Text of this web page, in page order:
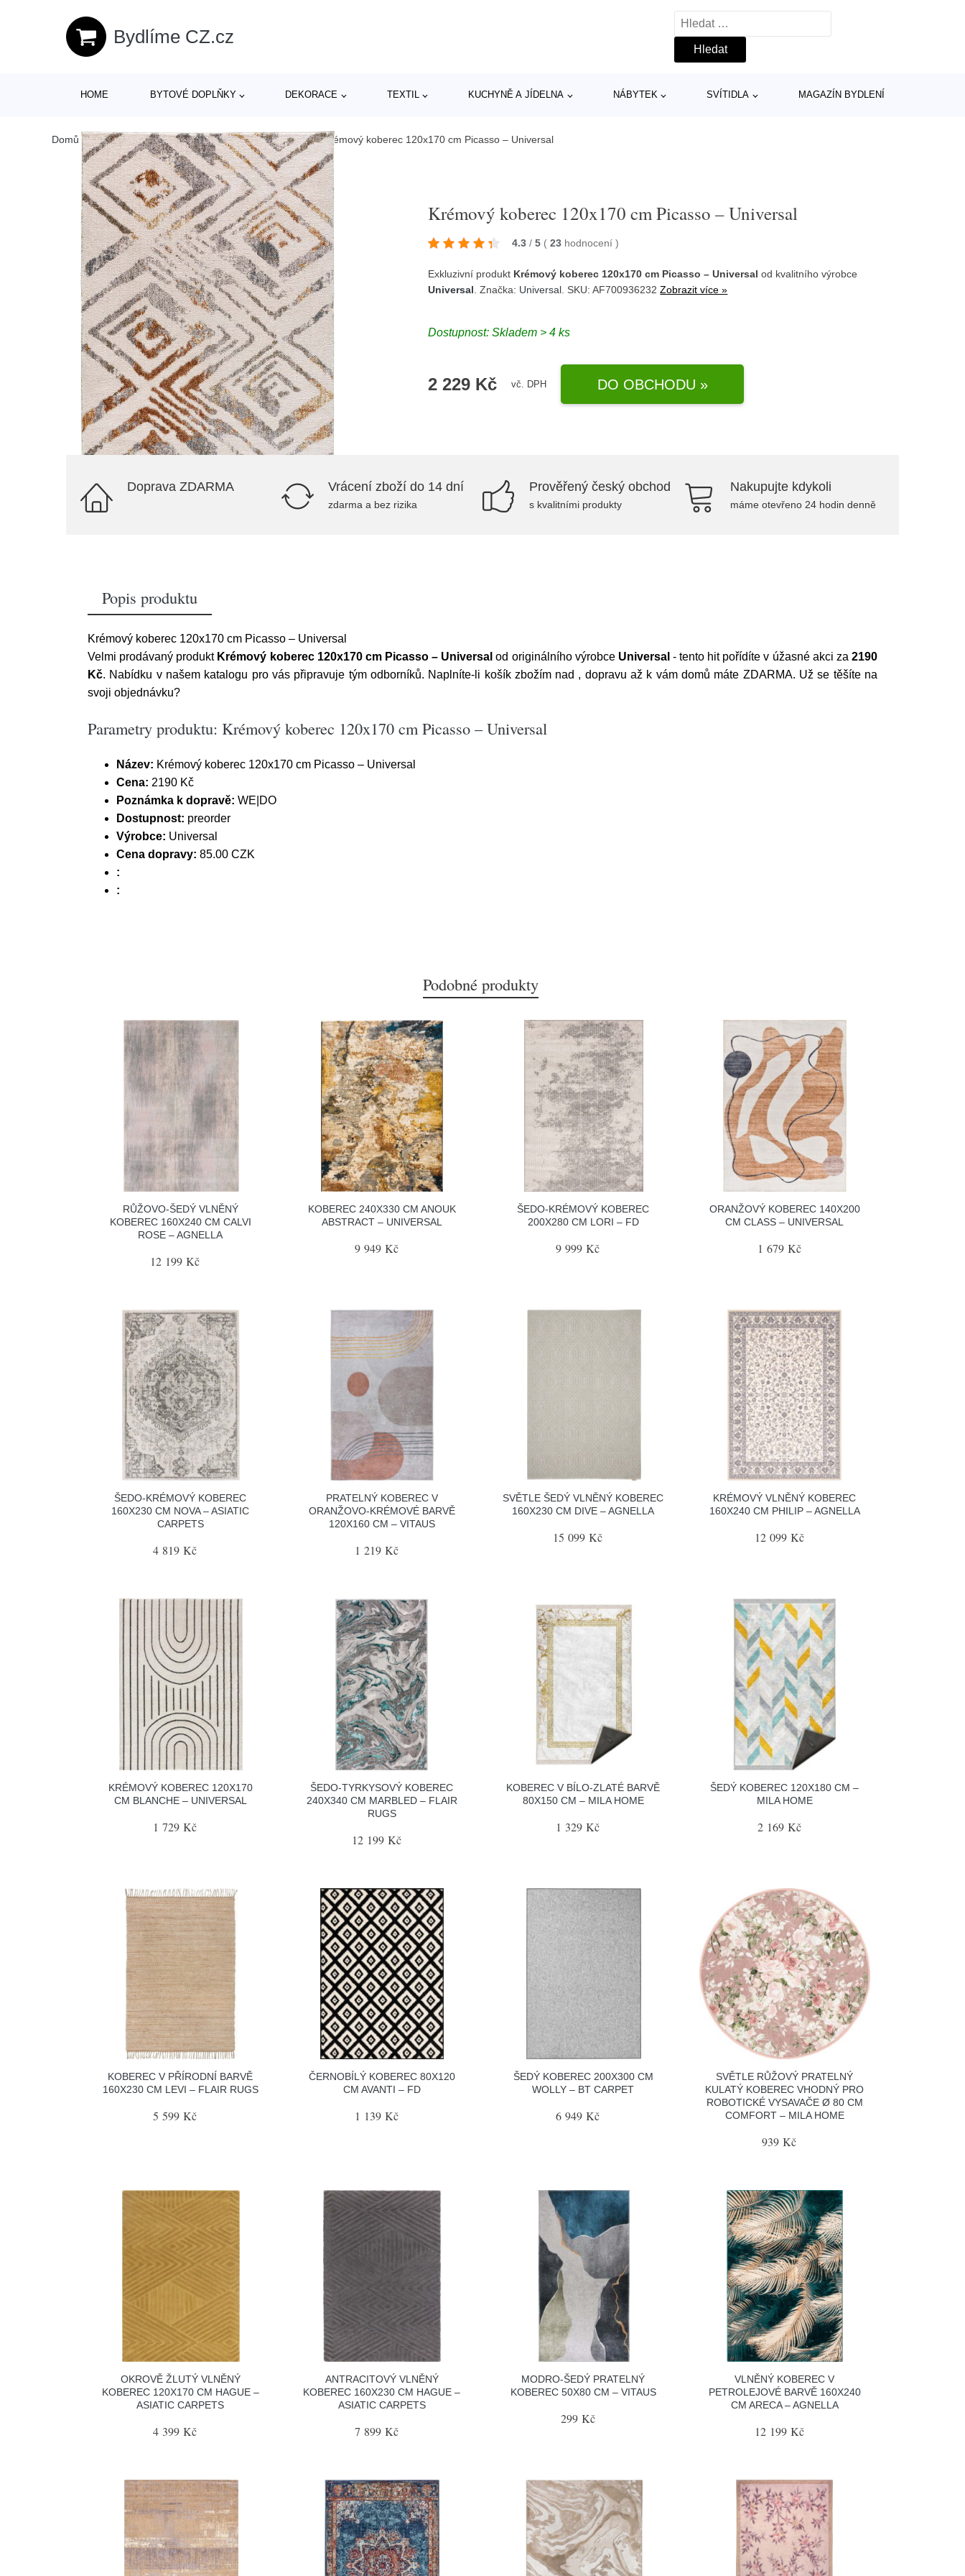
Bydlíme CZ.cz
Vyhledávání
HOME BYTOVÉ DOPLŇKY DEKORACE TEXTIL KUCHYNĚ A JÍDELNA NÁBYTEK SVÍTIDLA MAGAZÍN BYDLENÍ
Domů /Produkty/> Textil > Koberce a rohožky > Koberce/Krémový koberec 120x170 cm Picasso – Universal
Krémový koberec 120x170 cm Picasso – Universal
4.3 / 5 ( 23 hodnocení)
Exkluzivní produkt Krémový koberec 120x170 cm Picasso – Universal od kvalitního výrobce
Universal . Značka: Universal . SKU: AF700936232Zobrazit více »
Dostupnost:Skladem > 4 ks
2 229 Kč vč. DPH DO OBCHODU »
Doprava ZDARMA Vrácení zboží do 14 dní
zdarma a bez rizika
Prověřený český obchod
s kvalitními produkty
Nakupujte kdykoli
máme otevřeno 24 hodin denně
Popis produktu
Krémový koberec 120x170 cm Picasso – Universal
Velmi prodávaný produkt Krémový koberec 120x170 cm Picasso – Universal od originálního výrobce Universal - tento hit pořídíte v úžasné akci za2190
Kč. Nabídku v našem katalogu pro vás připravuje tým odborníků. Naplníte-li košík zbožím nad , dopravu až k vám domů máte ZDARMA. Už se těšíte na
svoji objednávku?
Parametry produktu: Krémový koberec 120x170 cm Picasso – Universal
Název: Krémový koberec 120x170 cm Picasso – Universal
Cena: 2190 Kč
Poznámka k dopravě: WE|DO
Dostupnost: preorder
Výrobce: Universal
Cena dopravy: 85.00 CZK
:
:
Podobné produkty
RŮŽOVO-ŠEDÝ VLNĚNÝ
KOBEREC 160X240 CM CALVI
ROSE – AGNELLA
12 199 Kč
KOBEREC 240X330 CM ANOUK
ABSTRACT – UNIVERSAL
9 949 Kč
ŠEDO-KRÉMOVÝ KOBEREC
200X280 CM LORI – FD
9 999 Kč
ORANŽOVÝ KOBEREC 140X200
CM CLASS – UNIVERSAL
1 679 Kč
ŠEDO-KRÉMOVÝ KOBEREC
160X230 CM NOVA – ASIATIC
CARPETS
4 819 Kč
PRATELNÝ KOBEREC V
ORANŽOVO-KRÉMOVÉ BARVĚ
120X160 CM – VITAUS
1 219 Kč
SVĚTLE ŠEDÝ VLNĚNÝ KOBEREC
160X230 CM DIVE – AGNELLA
15 099 Kč
KRÉMOVÝ VLNĚNÝ KOBEREC
160X240 CM PHILIP – AGNELLA
12 099 Kč
KRÉMOVÝ KOBEREC 120X170
CM BLANCHE – UNIVERSAL
1 729 Kč
ŠEDO-TYRKYSOVÝ KOBEREC
240X340 CM MARBLED – FLAIR
RUGS
12 199 Kč
KOBEREC V BÍLO-ZLATÉ BARVĚ
80X150 CM – MILA HOME
1 329 Kč
ŠEDÝ KOBEREC 120X180 CM –
MILA HOME
2 169 Kč
KOBEREC V PŘÍRODNÍ BARVĚ
160X230 CM LEVI – FLAIR RUGS
5 599 Kč
ČERNOBÍLÝ KOBEREC 80X120
CM AVANTI – FD
1 139 Kč
ŠEDÝ KOBEREC 200X300 CM
WOLLY – BT CARPET
6 949 Kč
SVĚTLE RŮŽOVÝ PRATELNÝ
KULATÝ KOBEREC VHODNÝ PRO
ROBOTICKÉ VYSAVAČE Ø 80 CM
COMFORT – MILA HOME
939 Kč
OKROVĚ ŽLUTÝ VLNĚNÝ
KOBEREC 120X170 CM HAGUE –
ASIATIC CARPETS
4 399 Kč
ANTRACITOVÝ VLNĚNÝ
KOBEREC 160X230 CM HAGUE –
ASIATIC CARPETS
7 899 Kč
MODRO-ŠEDÝ PRATELNÝ
KOBEREC 50X80 CM – VITAUS
299 Kč
VLNĚNÝ KOBEREC V
PETROLEJOVÉ BARVĚ 160X240
CM ARECA – AGNELLA
12 199 Kč